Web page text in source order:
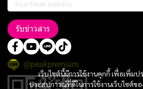
เว็บไซต์นี้มีการใช้งานคุกกี้ เพื่อเพิ่ม
ประสบการณ์ที่ดีในการใช้งานเว็บไซต์ข
รับข่าวสาร
@peakpremium